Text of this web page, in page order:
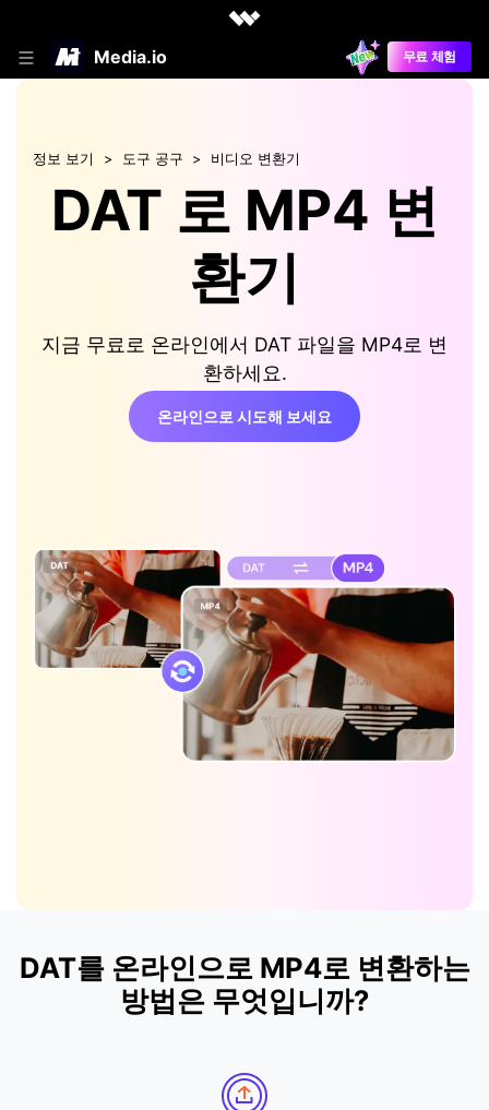
Media.io 무료 체험
DAT 로 MP4 변
환기
지금 무료로 온라인에서 DAT 파일을 MP4로 변
환하세요.
온라인으로 시도해 보세요
정보 보기 도구 공구 비디오 변환기
DAT를 온라인으로 MP4로 변환하는
방법은 무엇입니까?